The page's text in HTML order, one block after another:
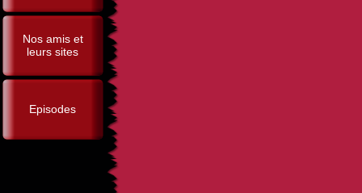
Nos amis et
leurs sites
Episodes